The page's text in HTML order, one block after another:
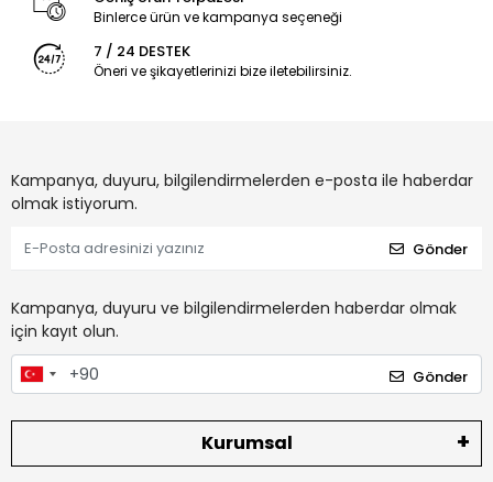
Binlerce ürün ve kampanya seçeneği
7 / 24 DESTEK
Öneri ve şikayetlerinizi bize iletebilirsiniz.
Kampanya, duyuru, bilgilendirmelerden e-posta ile haberdar
olmak istiyorum.
Gönder
Kampanya, duyuru ve bilgilendirmelerden haberdar olmak
için kayıt olun.
Gönder
Kurumsal